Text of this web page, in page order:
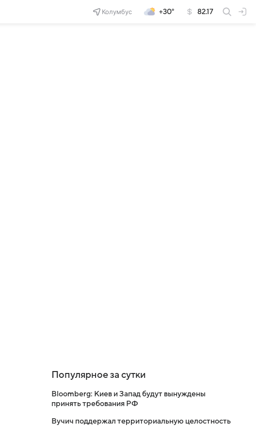
Колумбус +30° 82.17
Популярное за сутки
Bloomberg: Киев и Запад будут вынуждены
принять требования РФ
Вучич поддержал территориальную целостность